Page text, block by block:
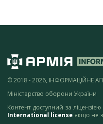
© 2018 - 2026, ІНФОРМАЦІЙНЕ
Міністерство оборони України
Контент доступний за ліцензією
International license якщо не